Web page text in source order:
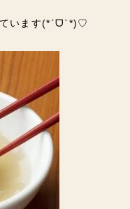
います(*ˊᗜˋ*)♡